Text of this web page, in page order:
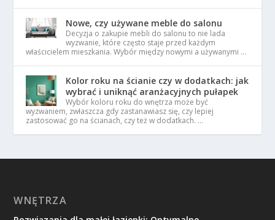
Nowe, czy używane meble do salonu
Decyzja o zakupie mebli do salonu to nie lada
wyzwanie, które często staje przed każdym
właścicielem mieszkania. Wybór między nowymi a używanymi …
Kolor roku na ścianie czy w dodatkach: jak
wybrać i uniknąć aranżacyjnych pułapek
Wybór koloru roku do wnętrza może być
wyzwaniem, zwłaszcza gdy zastanawiasz się, czy lepiej
zastosować go na ścianach, czy też w dodatkach. …
WNĘTRZA